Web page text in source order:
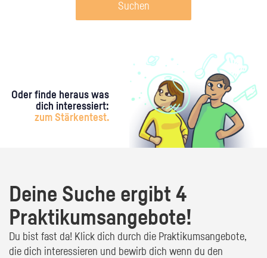
Suchen
Oder finde heraus was
dich interessiert:
zum Stärkentest.
Deine Suche ergibt 4
Praktikumsangebote!
Du bist fast da! Klick dich durch die Praktikumsangebote,
die dich interessieren und bewirb dich wenn du den